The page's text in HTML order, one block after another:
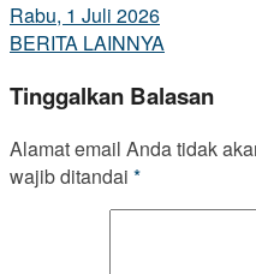
Rabu, 1 Juli 2026
BERITA LAINNYA
Tinggalkan Balasan
Alamat email Anda tidak
wajib ditandai *